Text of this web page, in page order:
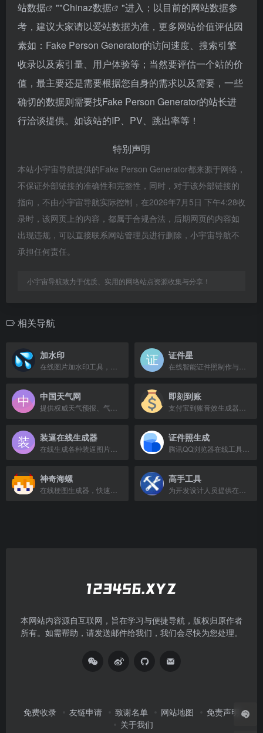
站数据
""Chinaz数据
"进入；以目前的网站数据参
考，建议大家请以爱站数据为准，更多网站价值评估因
素如：Fake Person Generator的访问速度、搜索引擎
收录以及索引量、用户体验等；当然要评估一个站的价
值，最主要还是需要根据您自身的需求以及需要，一些
确切的数据则需要找Fake Person Generator的站长进
行洽谈提供。如该站的IP、PV、跳出率等！
特别声明
本站小宇宙导航提供的Fake Person Generator都来源于网络，
不保证外部链接的准确性和完整性，同时，对于该外部链接的
指向，不由小宇宙导航实际控制，在2026年7月5日 下午4:28收
录时，该网页上的内容，都属于合规合法，后期网页的内容如
出现违规，可以直接联系网站管理员进行删除，小宇宙导航不
承担任何责任。
小宇宙导航致力于优质、实用的网络站点资源收集与分享！
相关导航
加水印 证件星
中国天气网 即刻到账
装逼在线生成器 证件照生成
神奇海螺 高手工具
本网站内容源自互联网，旨在学习与便捷导航，版权归原作者
所有。如需帮助，请发送邮件给我们，我们会尽快为您处理。
免费收录 友链申请 致谢名单 网站地图
免责声明
关于我们